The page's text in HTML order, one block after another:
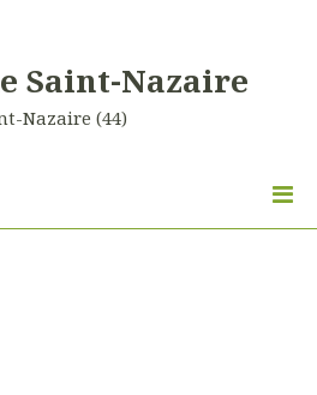
Saint-Nazaire
Nazaire (44)